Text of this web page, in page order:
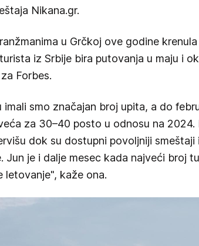
Nikana.gr.
u Grčkoj ove godine
iz Srbije bira putovanja u maju i
Forbes.
imali smo značajan broj upita, a do
za 30–40 posto u odnosu na 2024.
dok su dostupni povoljniji smeštaji
Jun je i dalje mesec kada najveći broj
letovanje", kaže ona.